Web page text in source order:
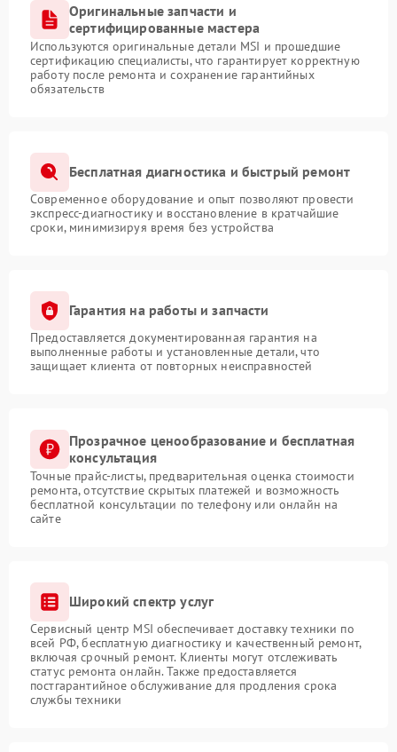
Оригинальные запчасти и
сертифицированные мастера
Используются оригинальные детали MSI и прошедшие
сертификацию специалисты, что гарантирует корректную
работу после ремонта и сохранение гарантийных
обязательств
Бесплатная диагностика и быстрый ремонт
Современное оборудование и опыт позволяют провести
экспресс-диагностику и восстановление в кратчайшие
сроки, минимизируя время без устройства
Гарантия на работы и запчасти
Предоставляется документированная гарантия на
выполненные работы и установленные детали, что
защищает клиента от повторных неисправностей
Прозрачное ценообразование и бесплатная
консультация
Точные прайс-листы, предварительная оценка стоимости
ремонта, отсутствие скрытых платежей и возможность
бесплатной консультации по телефону или онлайн на
сайте
Широкий спектр услуг
Сервисный центр MSI обеспечивает доставку техники по
всей РФ, бесплатную диагностику и качественный ремонт,
включая срочный ремонт. Клиенты могут отслеживать
статус ремонта онлайн. Также предоставляется
постгарантийное обслуживание для продления срока
службы техники